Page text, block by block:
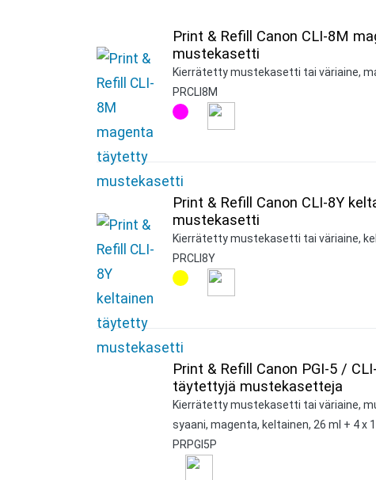
Print & Refill Canon CLI-8M
mustekasetti
Kierrätetty mustekasetti tai väriaine,
PRCLI8M
Print & Refill Canon CLI-8Y
mustekasetti
Kierrätetty mustekasetti tai väriaine,
PRCLI8Y
Print & Refill Canon PGI-5 /
täytettyjä mustekasetteja
Kierrätetty mustekasetti tai väriaine,
syaani, magenta, keltainen, 26 ml + 4 x
PRPGI5P